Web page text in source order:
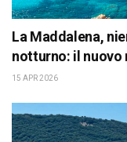
La Maddalena,
notturno: il
15 APR 2026